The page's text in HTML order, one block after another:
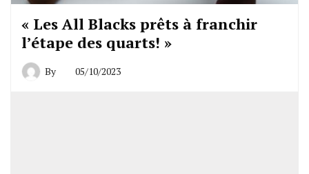
« Les All Blacks prêts à franchir
l’étape des quarts! »
By 05/10/2023